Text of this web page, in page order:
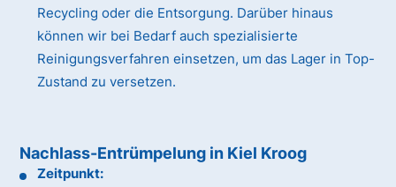
Recycling oder die Entsorgung. Darüber hinaus
können wir bei Bedarf auch spezialisierte
Reinigungsverfahren einsetzen, um das Lager in Top-
Zustand zu versetzen.
Nachlass-Entrümpelung in Kiel Kroog
Zeitpunkt: